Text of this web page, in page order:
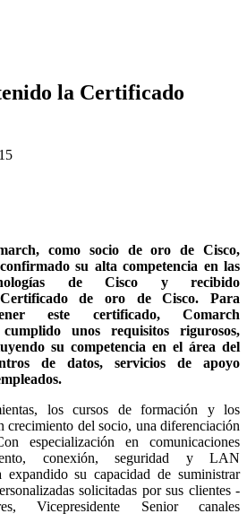
la Certificado
como socio de oro de Cisco,
su alta competencia en las
de Cisco y recibido
de oro de Cisco. Para
este certificado, Comarch
unos requisitos rigurosos,
su competencia en el área del
de datos, servicios de apoyo
los cursos de formación y los
crecimiento del socio, una diferenciación
especialización en comunicaciones
conexión, seguridad y LAN
expandido su capacidad de suministrar
solicitadas por sus clientes -
Vicepresidente Senior canales